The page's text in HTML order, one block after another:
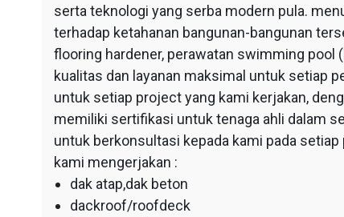
serta teknologi yang serba modern pula.
terhadap ketahanan bangunan-bangunan
flooring hardener, perawatan swimming pool
kualitas dan layanan maksimal untuk setiap
untuk setiap project yang kami kerjakan,
memiliki sertifikasi untuk tenaga ahli dalam
untuk berkonsultasi kepada kami pada
kami mengerjakan :
dak atap,dak beton
dackroof/roofdeck